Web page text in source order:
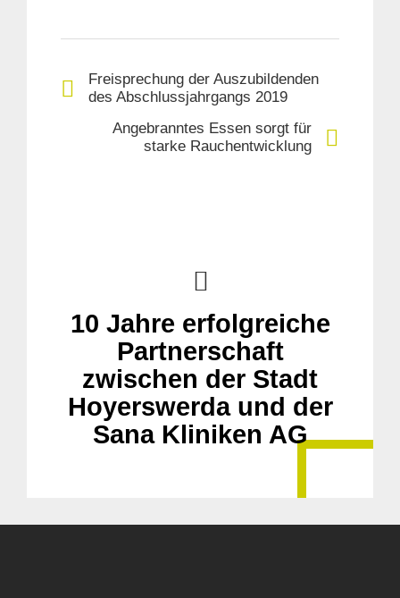
Freisprechung der Auszubildenden
des Abschlussjahrgangs 2019
Angebranntes Essen sorgt für
starke Rauchentwicklung
10 Jahre erfolgreiche
Partnerschaft
zwischen der Stadt
Hoyerswerda und der
Sana Kliniken AG